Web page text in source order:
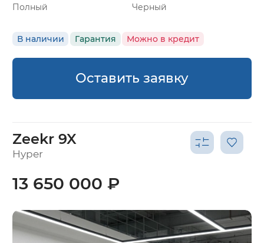
Полный
Черный
В наличии Гарантия Можно в кредит
Оставить заявку
Zeekr 9X
Hyper
13 650 000 ₽